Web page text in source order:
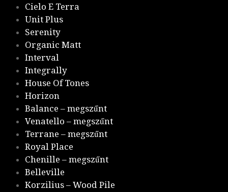
Cielo E Terra
Unit Plus
Serenity
Organic Matt
Interval
Integrally
House Of Tones
Horizon
Balance – megszűnt
Venatello – megszűnt
Terrane – megszűnt
Royal Place
Chenille – megszűnt
Belleville
Korzilius – Wood Pile